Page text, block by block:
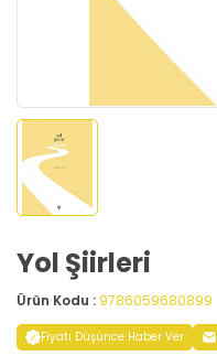
Yol Şiirleri
Ürün Kodu : 9786059680899
Fiyatı Düşünce Haber Ver